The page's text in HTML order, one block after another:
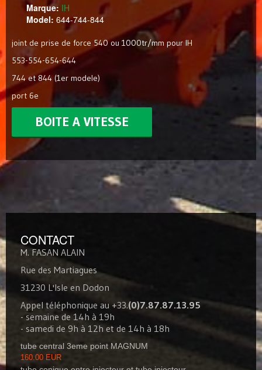
Marque: IH
Model: 644-744-844
joint de prise de force 540 ou 1000tr/mm pour IH
553-554-654-644
744 et 844 (1er modele)
port 6e
BOITE A VITESSE
CONTACT
M. FASAN ALAIN
Rue des Martiagues
31230 L'Isle en Dodon
Appel téléphonique au +33.(0)7.87.87.13.95
- semaine de 14h à 19h
- samedi de 9h à 12h et de 14h à 18h
tube central 3eme point MAGNUM
160.00 EUR